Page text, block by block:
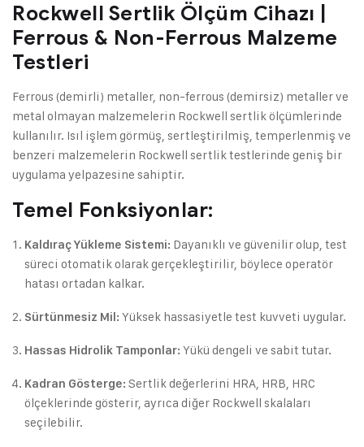
Rockwell Sertlik Ölçüm Cihazı |
Ferrous & Non-Ferrous Malzeme
Testleri
Ferrous (demirli) metaller, non-ferrous (demirsiz) metaller ve
metal olmayan malzemelerin Rockwell sertlik ölçümlerinde
kullanılır. Isıl işlem görmüş, sertleştirilmiş, temperlenmiş ve
benzeri malzemelerin Rockwell sertlik testlerinde geniş bir
uygulama yelpazesine sahiptir.
Temel Fonksiyonlar:
Kaldıraç Yükleme Sistemi: Dayanıklı ve güvenilir olup, test
süreci otomatik olarak gerçekleştirilir, böylece operatör
hatası ortadan kalkar.
Sürtünmesiz Mil: Yüksek hassasiyetle test kuvveti uygular.
Hassas Hidrolik Tamponlar: Yükü dengeli ve sabit tutar.
Kadran Gösterge: Sertlik değerlerini HRA, HRB, HRC
ölçeklerinde gösterir, ayrıca diğer Rockwell skalaları
seçilebilir.